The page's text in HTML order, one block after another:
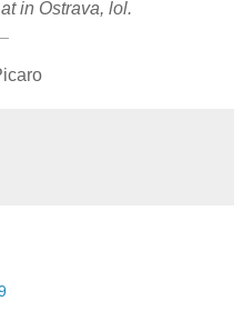
in Ostrava, lol.